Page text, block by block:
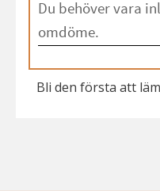
Bli den första att